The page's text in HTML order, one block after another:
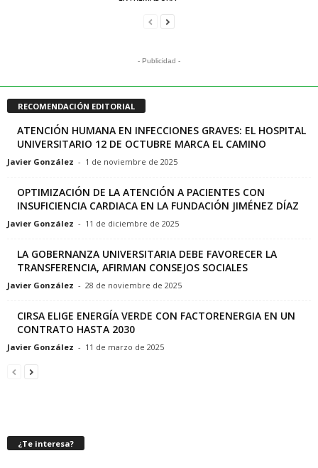
- Publicidad -
RECOMENDACIÓN EDITORIAL
ATENCIÓN HUMANA EN INFECCIONES GRAVES: EL HOSPITAL
UNIVERSITARIO 12 DE OCTUBRE MARCA EL CAMINO
Javier González - 1 de noviembre de 2025
OPTIMIZACIÓN DE LA ATENCIÓN A PACIENTES CON
INSUFICIENCIA CARDIACA EN LA FUNDACIÓN JIMÉNEZ DÍAZ
Javier González - 11 de diciembre de 2025
LA GOBERNANZA UNIVERSITARIA DEBE FAVORECER LA
TRANSFERENCIA, AFIRMAN CONSEJOS SOCIALES
Javier González - 28 de noviembre de 2025
CIRSA ELIGE ENERGÍA VERDE CON FACTORENERGIA EN UN
CONTRATO HASTA 2030
Javier González - 11 de marzo de 2025
¿Te interesa?